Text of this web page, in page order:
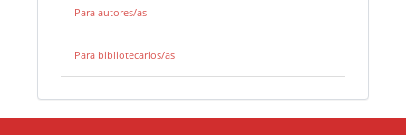
Para autores/as
Para bibliotecarios/as